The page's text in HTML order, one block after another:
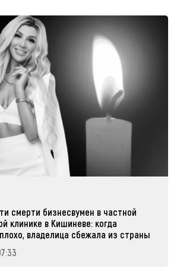
смерти бизнесвумен в частной
клинике в Кишиневе: когда
владелица сбежала из страны